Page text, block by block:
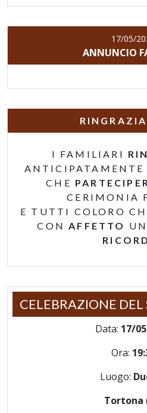
17/05/
ANNUNCIO
I FAMILIARI
CHE
CERIMONIA
E TUTTI COLORO
CONAFFETTO UN
CELEBRAZIONE DEL
Data: 17/
Ora:
Luogo:
Tortona